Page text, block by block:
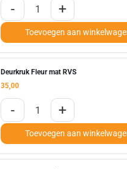
- +
Toevoegen aan
Deurkruk Fleur mat RVS
35,00
- +
Toevoegen aan